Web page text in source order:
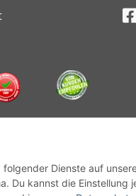
Dienste auf
Du kannst die